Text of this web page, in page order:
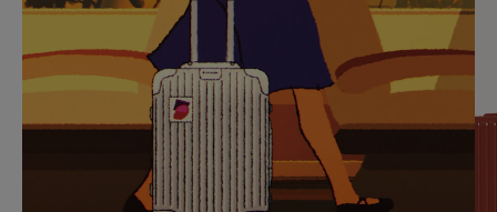
PER
METTERLO
PAUSA
LAUDIO